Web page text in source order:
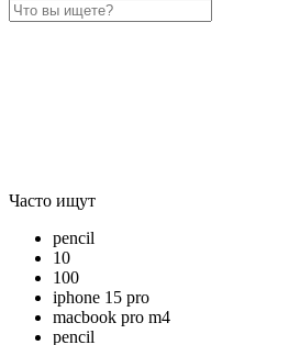
Часто ищут
pencil
10
100
iphone 15 pro
macbook pro m4
pencil